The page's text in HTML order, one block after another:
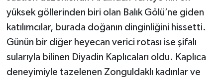
yüksek göllerinden biri olan Balık Gölü’ne giden
katılımcılar, burada doğanın dinginliğini hissetti.
Günün bir diğer heyecan verici rotası ise şifalı
sularıyla bilinen Diyadin Kaplıcaları oldu. Kaplıca
deneyimiyle tazelenen Zonguldaklı kadınlar ve